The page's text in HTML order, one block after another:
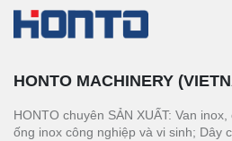
HONTO MACHINERY
HONTO chuyên SẢN XUẤT: Van
ống inox công nghiệp và vi sinh; Dây